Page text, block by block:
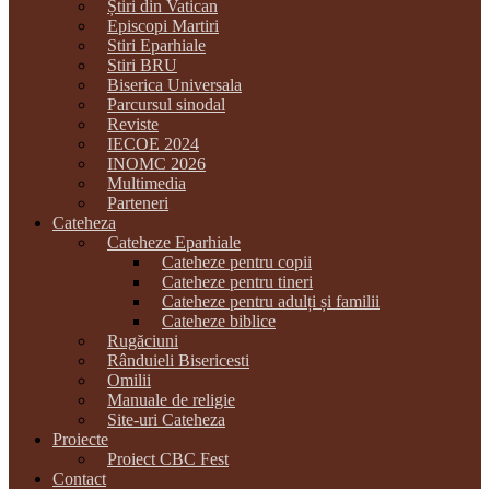
Știri din Vatican
Episcopi Martiri
Stiri Eparhiale
Stiri BRU
Biserica Universala
Parcursul sinodal
Reviste
IECOE 2024
INOMC 2026
Multimedia
Parteneri
Cateheza
Cateheze Eparhiale
Cateheze pentru copii
Cateheze pentru tineri
Cateheze pentru adulți și familii
Cateheze biblice
Rugăciuni
Rânduieli Bisericesti
Omilii
Manuale de religie
Site-uri Cateheza
Proiecte
Proiect CBC Fest
Contact